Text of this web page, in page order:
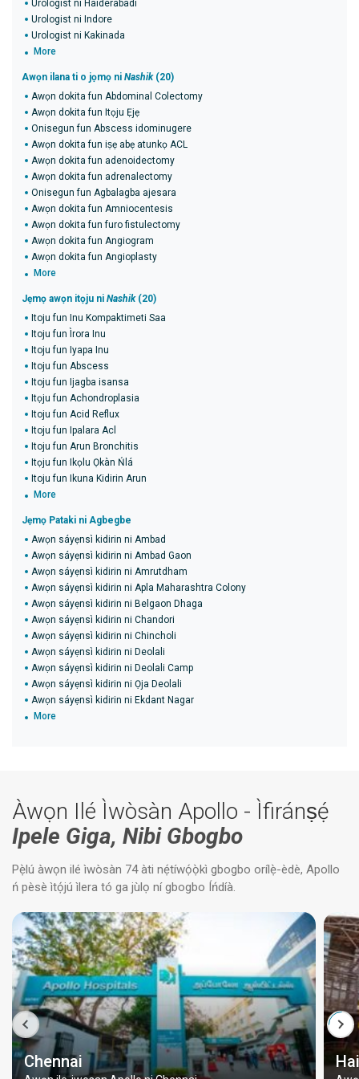
Urologist ni Haiderabadi
Urologist ni Indore
Urologist ni Kakinada
More
Awọn ilana ti o jọmọ ni Nashik(20)
Awọn dokita fun Abdominal Colectomy
Awọn dokita fun Itọju Ẹjẹ
Onisegun fun Abscess idominugere
Awọn dokita fun iṣẹ abẹ atunkọ ACL
Awọn dokita fun adenoidectomy
Awọn dokita fun adrenalectomy
Onisegun fun Agbalagba ajesara
Awọn dokita fun Amniocentesis
Awọn dokita fun furo fistulectomy
Awọn dokita fun Angiogram
Awọn dokita fun Angioplasty
More
Jẹmọ awọn itọju ni Nashik(20)
Itoju fun Inu Kompaktimeti Saa
Itoju fun Ìrora Inu
Itoju fun Iyapa Inu
Itoju fun Abscess
Itoju fun Ijagba isansa
Itọju fun Achondroplasia
Itoju fun Acid Reflux
Itoju fun Ipalara Acl
Itoju fun Arun Bronchitis
Itọju fun Ikọlu Ọkàn Ńlá
Itoju fun Ikuna Kidirin Arun
More
Jẹmọ Pataki ni Agbegbe
Awọn sáyẹnsì kidirin ni Ambad
Awọn sáyẹnsì kidirin ni Ambad Gaon
Awọn sáyẹnsì kidirin ni Amrutdham
Awọn sáyẹnsì kidirin ni Apla Maharashtra Colony
Awọn sáyẹnsì kidirin ni Belgaon Dhaga
Awọn sáyẹnsì kidirin ni Chandori
Awọn sáyẹnsì kidirin ni Chincholi
Awọn sáyẹnsì kidirin ni Deolali
Awọn sáyẹnsì kidirin ni Deolali Camp
Awọn sáyẹnsì kidirin ni Ọja Deolali
Awọn sáyẹnsì kidirin ni Ekdant Nagar
More
Àwọn Ilé Ìwòsàn Apollo - Ìfiránṣẹ́
Ipele Giga, Nibi Gbogbo
Pẹ̀lú àwọn ilé ìwòsàn 74 àti nẹ́tíwọ́ọ̀kì gbogbo orílẹ̀-èdè, Apollo
ń pèsè ìtọ́jú ìlera tó ga jùlọ ní gbogbo Íńdíà.
Chennai